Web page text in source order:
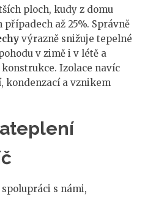
ploch, kudy z domu
až 25%. Správně
výrazně snižuje tepelné
v zimě i v létě a
Izolace navíc
kondenzací a vznikem
s námi,